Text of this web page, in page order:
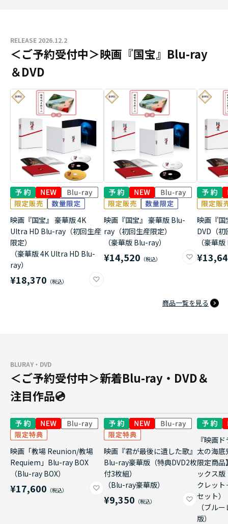
RELEASE 2026.12.2
＜ご予約受付中＞映画『国宝』Blu-ray
＆DVD
映画『国宝』 豪華版 4K
Ultra HD Blu-ray（初回生産
限定）
（豪華版 4K Ultra HD Blu-
ray）
¥18,370
映画『国宝』 豪華版 Blu-
ray（初回生産限定）
（豪華版 Blu-ray）
¥14,520
映画『国
DVD（
（豪華
商品一覧を見る
BLURAY・DVD
＜ご予約受付中＞新着Blu-ray・DVD＆
注目作品💿
映画「教場 Reunion/教場
Requiem」Blu-ray BOX
（Blu-ray BOX）
¥17,600
映画『君が最後に遺した歌』
Blu-ray豪華版（特典DVD2枚
付3枚組）
（Blu-ray豪華版）
¥9,350
『映画
太の海底
限定商品
ックス
クレッ
セット）
（ブル
版）